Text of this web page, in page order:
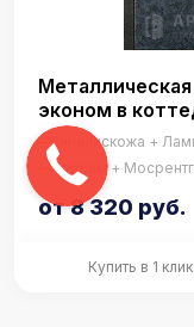
эконом в
Винилискожа +
Просам +
от 8 320 руб.
Купить в 1 клик